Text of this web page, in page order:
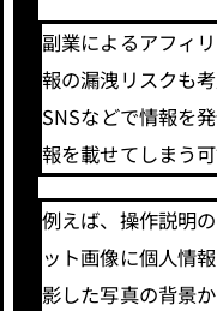
副業によるアフィ
報の漏洩リスクも
SNSなどで情報を
報を載せてしまう可
例えば、操作説明
ット画像に個人情
影した写真の背景